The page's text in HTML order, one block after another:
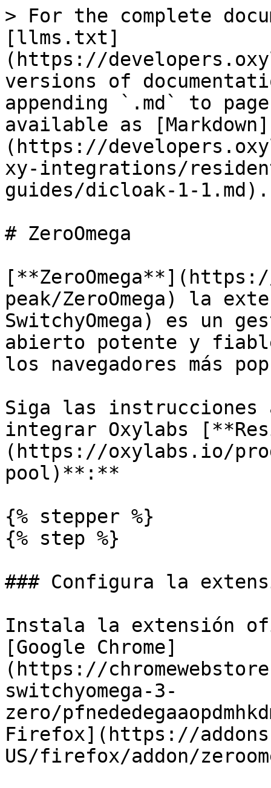
> For the complete
[llms.txt]
(https://
versions of
appending `.md` to
available as [Markdown]
(https://
xy-integrations/
guides/dicloak-1-1.md).
# ZeroOmega
peak/ZeroOmega) la
SwitchyOmega) es un
abierto potente y
los navegadores más
Siga las instrucciones
integrar Oxylabs
(https://oxylabs.io/
pool)**:**
{% stepper %}
{% step %}
### Configura la
Instala la extensión
[Google Chrome]
(https://
switchyomega-3-
zero/
Firefox](https://
US/firefox/addon/